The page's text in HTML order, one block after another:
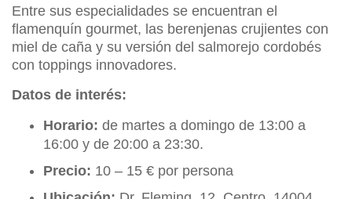
Entre sus especialidades se encuentran el
flamenquín gourmet, las berenjenas crujientes con
miel de caña y su versión del salmorejo cordobés
con toppings innovadores.
Datos de interés:
Horario: de martes a domingo de 13:00 a
16:00 y de 20:00 a 23:30.
Precio: 10 – 15 € por persona